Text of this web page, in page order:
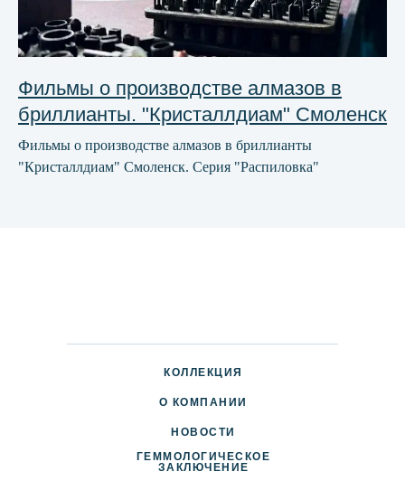
Фильмы о производстве алмазов в
бриллианты. "Кристаллдиам" Смоленск
Фильмы о производстве алмазов в бриллианты
"Кристаллдиам" Смоленск. Серия "Распиловка"
КОЛЛЕКЦИЯ
НОВОСТИ
О КОМПАНИИ
ДОСТАВКА И ОПЛАТА
ГЕММОЛОГИЧЕСКОЕ
ЗАКЛЮЧЕНИЕ